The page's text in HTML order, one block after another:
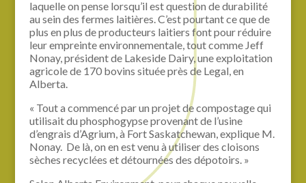
laquelle on pense lorsqu’il est question de durabilité
au sein des fermes laitières. C’est pourtant ce que de
plus en plus de producteurs laitiers font pour réduire
leur empreinte environnementale, tout comme Jeff
Nonay, président de Lakeside Dairy, une exploitation
agricole de 170 bovins située près de Legal, en
Alberta.
« Tout a commencé par un projet de compostage qui
utilisait du phosphogypse provenant de l’usine
d’engrais d’Agrium, à Fort Saskatchewan, explique M.
Nonay. De là, on en est venu à utiliser des cloisons
sèches recyclées et détournées des dépotoirs. »